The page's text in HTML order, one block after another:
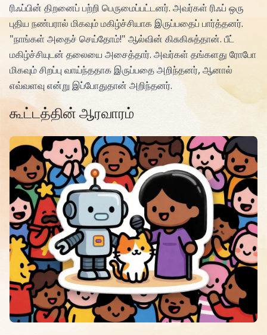
ரிஃப்பின் திறனைப் பற்றி பெருமைப்பட்டனர். அவர்கள் ரிஃப் ஒரு
புதிய நண்பரால் மிகவும் மகிழ்ச்சியாக இருப்பதைப் பார்த்தனர்.
"நாங்கள் அதைச் செய்தோம்!" ஆல்வின் கிசுகிசுத்தான். பீட்
மகிழ்ச்சியுடன் தலையை அசைத்தார். அவர்கள் தங்களது ரோபோ
மிகவும் சிறப்பு வாய்ந்ததாக இருப்பதை அறிந்தனர், ஆனால்
எவ்வளவு என்று இப்போதுதான் அறிந்தனர்.
கூட்டத்தின் ஆரவாரம்